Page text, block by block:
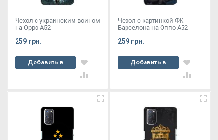
Чехол с украинским воином
на Oppo A52
259 грн.
Добавить в
корзину
Чехол с картинкой ФК
Барселона на Оппо А52
259 грн.
Добавить в
корзину